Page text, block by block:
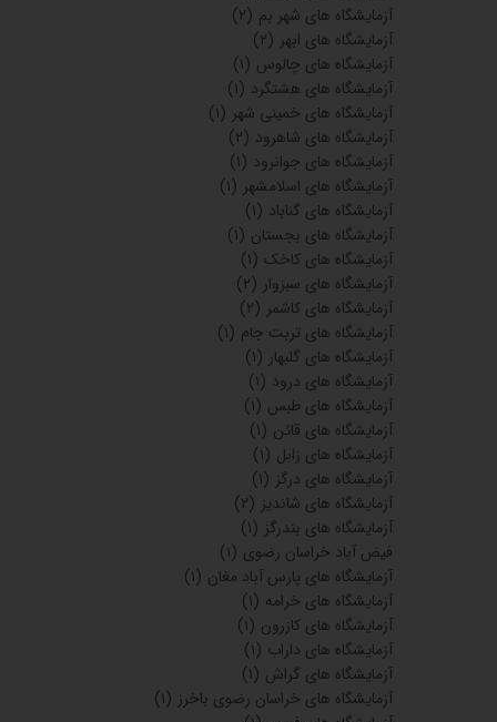
آزمایشگاه های شهر بم (۲)
آزمایشگاه های ابهر (۲)
آزمایشگاه های چالوس (۱)
آزمایشگاه های هشتگرد (۱)
آزمایشگاه های خمینی شهر (۱)
آزمایشگاه های شاهرود (۲)
آزمایشگاه های جوانرود (۱)
آزمایشگاه های اسلامشهر (۱)
آزمایشگاه های گناباد (۱)
آزمایشگاه های بجستان (۱)
آزمایشگاه های کاخک (۱)
آزمایشگاه های سبزوار (۲)
آزمایشگاه های کاشمر (۲)
آزمایشگاه های تربت جام (۱)
آزمایشگاه های گلبهار (۱)
آزمایشگاه های درود (۱)
آزمایشگاه های طبس (۱)
آزمایشگاه های قائن (۱)
آزمایشگاه های زابل (۱)
آزمایشگاه های درگز (۱)
آزمایشگاه های شاندیز (۲)
آزمایشگاه های بندرگز (۱)
فیض آباد خراسان رضوی (۱)
آزمایشگاه های پارس آباد مغان (۱)
آزمایشگاه های خرامه (۱)
آزمایشگاه های کازرون (۱)
آزمایشگاه های داراب (۱)
آزمایشگاه های گراش (۱)
آزمایشگاه های خراسان رضوی باخرز (۱)